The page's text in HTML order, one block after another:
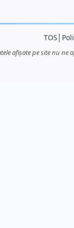
TOS
afișate pe site nu ne